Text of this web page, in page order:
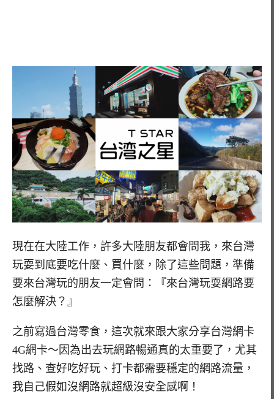
現在在大陸工作，許多大陸朋友都會問我，來台灣
玩耍到底要吃什麼、買什麼，除了這些問題，準備
要來台灣玩的朋友一定會問：『來台灣玩耍網路要
怎麼解決？』
之前寫過台灣零食，這次就來跟大家分享台灣網卡
4G網卡～因為出去玩網路暢通真的太重要了，尤其
找路、查好吃好玩、打卡都需要穩定的網路流量，
我自己假如沒網路就超級沒安全感啊！